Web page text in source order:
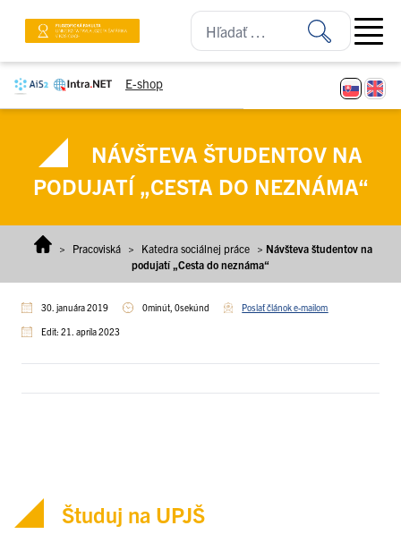
E-shop
Open
NÁVŠTEVA ŠTUDENTOV NA
PODUJATÍ „CESTA DO NEZNÁMA“
> Pracoviská > Katedra sociálnej práce > Návšteva študentov na
podujatí „Cesta do neznáma“
30. januára 2019 0minút, 0sekúnd Poslať článok e-mailom
Edit: 21. apríla 2023
Študuj na UPJŠ